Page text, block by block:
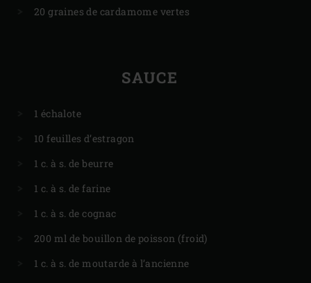
20 graines de cardamome vertes
SAUCE
1 échalote
10 feuilles d’estragon
1 c. à s. de beurre
1 c. à s. de farine
1 c. à s. de cognac
200 ml de bouillon de poisson (froid)
1 c. à s. de moutarde à l’ancienne